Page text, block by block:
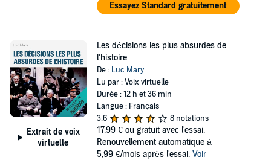
Essayez Standard gratuitement
Extrait de voix
virtuelle
Les décisions les plus absurdes de
l'histoire
De : Luc Mary
Lu par : Voix virtuelle
Durée : 12 h et 36 min
Langue : Français
3,6
8 notations
17,99 € ou gratuit avec l'essai.
Renouvellement automatique à
5,99 €/mois après l'essai. Voir